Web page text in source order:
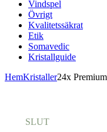
Vindspel
Övrigt
Kvalitetssäkrat
Etik
Somavedic
Kristallguide
HemKristaller24x
SLUT